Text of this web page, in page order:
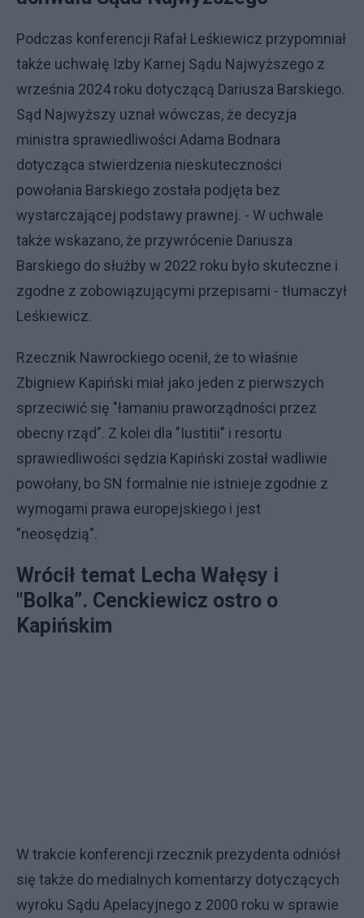
Podczas konferencji Rafał Leśkiewicz przypomniał
także uchwałę Izby Karnej Sądu Najwyższego z
września 2024 roku dotyczącą Dariusza Barskiego.
Sąd Najwyższy uznał wówczas, że decyzja
ministra sprawiedliwości Adama Bodnara
dotycząca stwierdzenia nieskuteczności
powołania Barskiego została podjęta bez
wystarczającej podstawy prawnej. - W uchwale
także wskazano, że przywrócenie Dariusza
Barskiego do służby w 2022 roku było skuteczne i
zgodne z zobowiązującymi przepisami - tłumaczył
Leśkiewicz.
Rzecznik Nawrockiego ocenił, że to właśnie
Zbigniew Kapiński miał jako jeden z pierwszych
sprzeciwić się "łamaniu praworządności przez
obecny rząd”. Z kolei dla "Iustitii" i resortu
sprawiedliwości sędzia Kapiński został wadliwie
powołany, bo SN formalnie nie istnieje zgodnie z
wymogami prawa europejskiego i jest
"neosędzią".
Wrócił temat Lecha Wałęsy i
"Bolka”. Cenckiewicz ostro o
Kapińskim
W trakcie konferencji rzecznik prezydenta odniósł
się także do medialnych komentarzy dotyczących
wyroku Sądu Apelacyjnego z 2000 roku w sprawie